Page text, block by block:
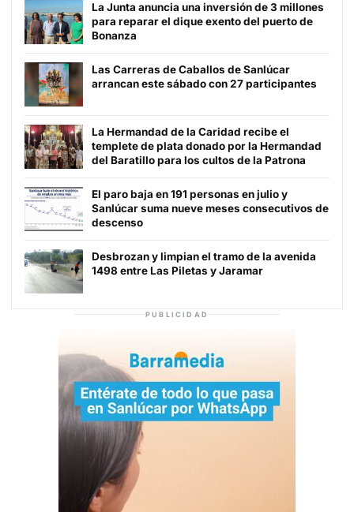
La Junta anuncia una inversión de 3 millones
para reparar el dique exento del puerto de
Bonanza
Las Carreras de Caballos de Sanlúcar
arrancan este sábado con 27 participantes
La Hermandad de la Caridad recibe el
templete de plata donado por la Hermandad
del Baratillo para los cultos de la Patrona
El paro baja en 191 personas en julio y
Sanlúcar suma nueve meses consecutivos de
descenso
Desbrozan y limpian el tramo de la avenida
1498 entre Las Piletas y Jaramar
PUBLICIDAD